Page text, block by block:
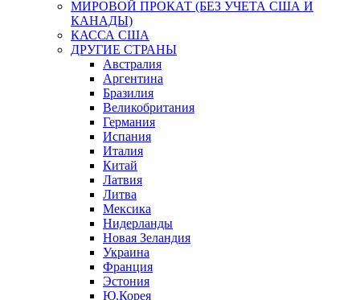
МИРОВОЙ ПРОКАТ (БЕЗ УЧЕТА США И
КАНАДЫ)
КАССА США
ДРУГИЕ СТРАНЫ
Австралия
Аргентина
Бразилия
Великобритания
Германия
Испания
Италия
Китай
Латвия
Литва
Мексика
Нидерланды
Новая Зеландия
Украина
Франция
Эстония
Ю.Корея